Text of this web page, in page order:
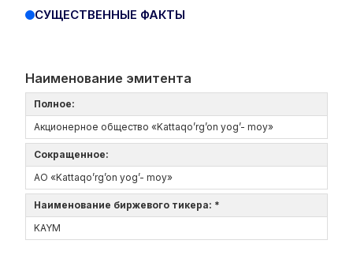
СУЩЕСТВЕННЫЕ ФАКТЫ
Наименование эмитента
Полное:
Акционерное общество «Kattaqo’rg’on yog’- moy»
Сокращенное:
АО «Kattaqo’rg’on yog’- moy»
Наименование биржевого тикера: *
KAYM